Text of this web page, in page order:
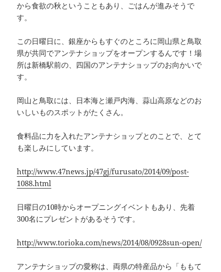
から食欲の秋ということもあり、ごはんが進みそうで
す。
この日曜日に、銀座からもすぐのところに岡山県と鳥取
県が共同でアンテナショップをオープンするんです！場
所は新橋駅前の、四国のアンテナショップのお向かいで
す。
岡山と鳥取には、日本海と瀬戸内海、蒜山高原などのお
いしいものスポットがたくさん。
食料品に力を入れたアンテナショップとのことで、とて
も楽しみにしています。
http://www.47news.jp/47gj/furusato/2014/09/post-
1088.html
日曜日の10時からオープニングイベントもあり、先着
300名にプレゼントがあるそうです。
http://www.torioka.com/news/2014/08/0928sun-open/
アンテナショップの愛称は、両県の特産品から「ももて